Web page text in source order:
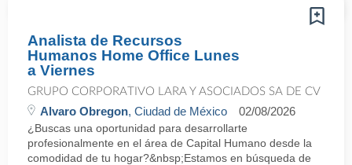
Analista de Recursos
Humanos Home Office Lunes
a Viernes
GRUPO CORPORATIVO LARA Y ASOCIADOS SA DE CV
Alvaro Obregon, Ciudad de México 02/08/2026
¿Buscas una oportunidad para desarrollarte
profesionalmente en el área de Capital Humano desde la
comodidad de tu hogar?&nbsp;Estamos en búsqueda de